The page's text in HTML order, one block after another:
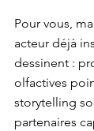
Pour vous,
acteur déjà
dessinent :
olfactives
storytelling
partenaires